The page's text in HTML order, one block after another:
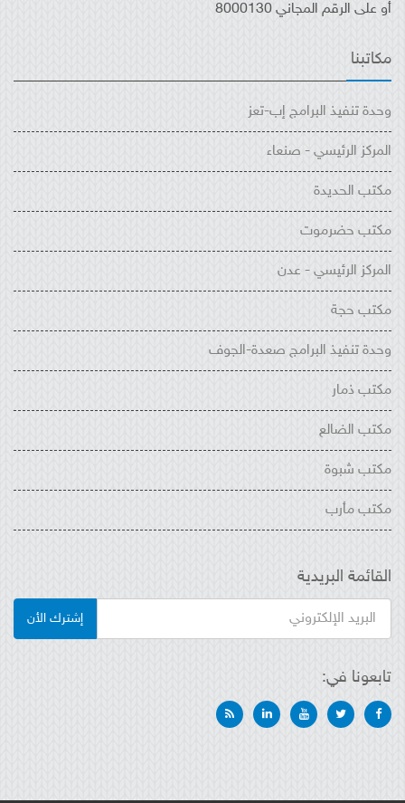
أو على الرقم المجاني 8000130
مكاتبنا
وحدة تنفيذ البرامج إب-تعز
المركز الرئيسي - صنعاء
مكتب الحديدة
مكتب حضرموت
المركز الرئيسي - عدن
مكتب حجة
وحدة تنفيذ البرامج صعدة-الجوف
مكتب ذمار
مكتب الضالع
مكتب شبوة
مكتب مأرب
القائمة البريدية
إشترك الأن
تابعونا في: